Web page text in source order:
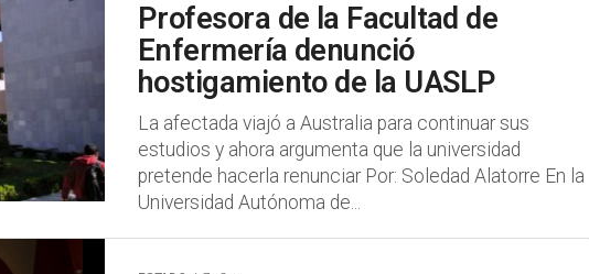
Profesora de la Facultad de
Enfermería denunció
hostigamiento de la UASLP
La afectada viajó a Australia para continuar sus
estudios y ahora argumenta que la universidad
pretende hacerla renunciar Por: Soledad Alatorre En la
Universidad Autónoma de...